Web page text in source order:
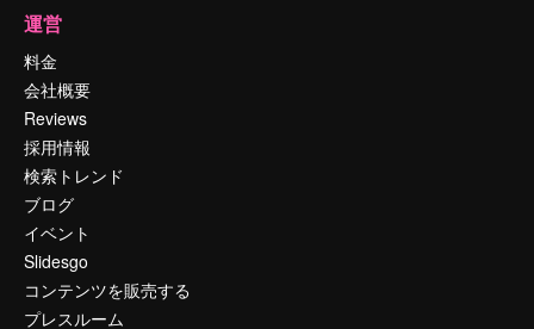
運営
料金
会社概要
Reviews
採用情報
検索トレンド
ブログ
イベント
Slidesgo
コンテンツを販売する
プレスルーム